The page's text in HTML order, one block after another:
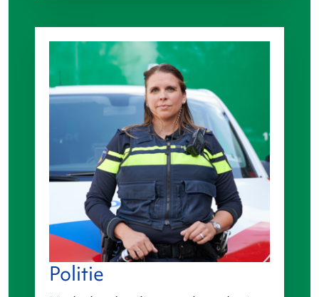
Politie